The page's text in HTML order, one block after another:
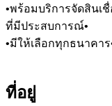
•พร้อมบริการจัดสินเ
ที่มีประสบการณ์•
•มีให้เลือกทุกธนาคาร
ที่อยู่